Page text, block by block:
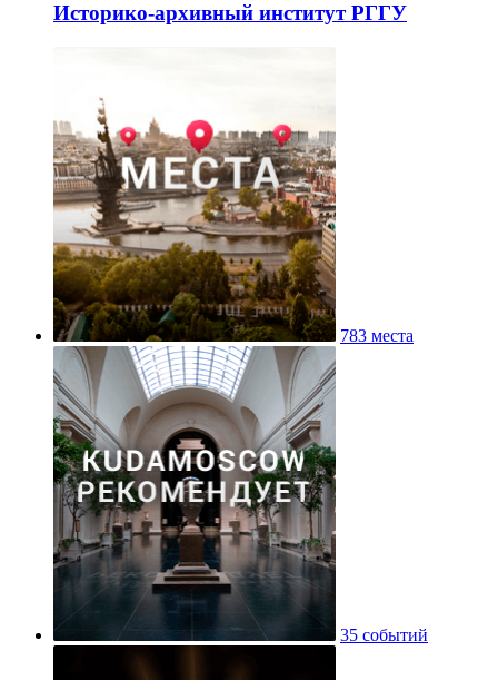
Историко-архивный институт РГГУ
783 места
35 событий